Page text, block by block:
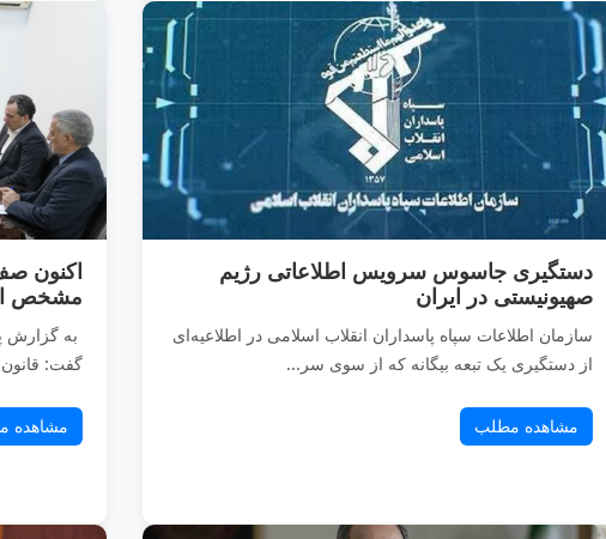
دستگیری جاسوس سرویس اطلاعاتی رژیم
صهیونیستی در ایران
سازمان اطلاعات سپاه پاسداران انقلاب اسلامی در اطلاعیه‌ای
از دستگیری یک تبعه بیگانه که از سوی سر...
مشاهده مطلب
اکنون
مشخص
به گزارش
گفت:
مشاهده